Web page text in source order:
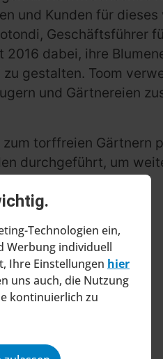
Technologien ein,
Werbung individuell
Ihre Einstellungen hier
uns auch, die Nutzung
kontinuierlich zu
und Kunden für
Geschäftsführer
2016 dabei, ihre
gestalten. Toom
und Gärtnereien
torffreien Gärtnern
durchgeführt, um